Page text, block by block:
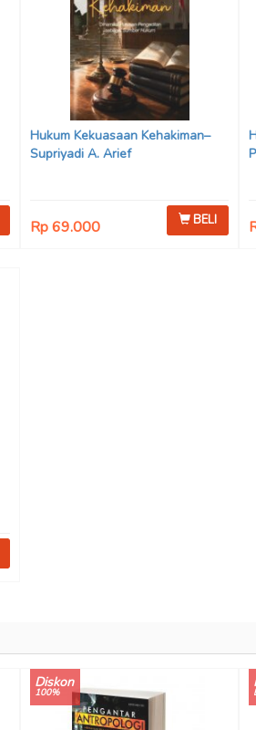
Hukum Kekuasaan Kehakiman–
Supriyadi A. Arief
Rp 69.000 BELI
Diskon
100%